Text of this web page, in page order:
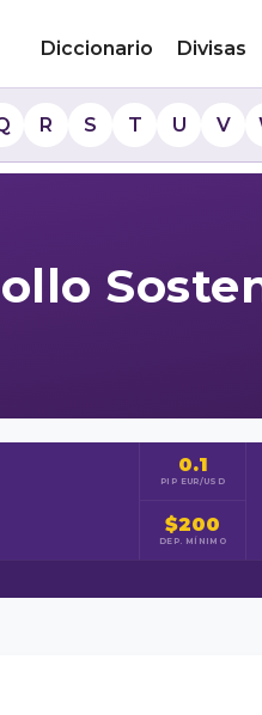
Diccionario Divisas
R S T U V
0.1
PIP EUR/USD
$200
DEP. MÍNIMO